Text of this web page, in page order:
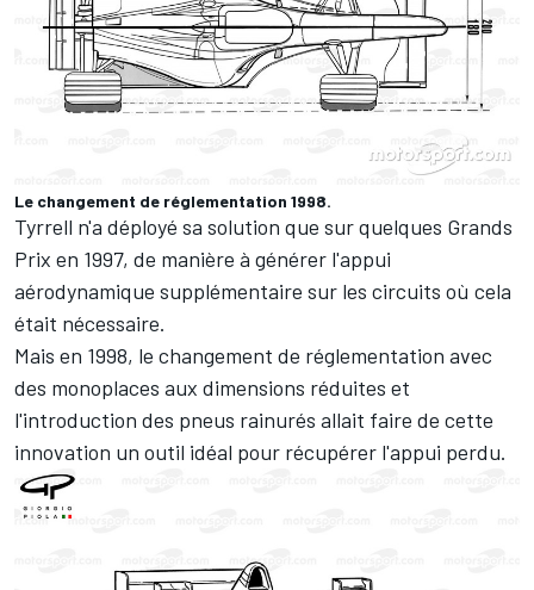
Le changement de réglementation 1998.
Tyrrell n'a déployé sa solution que sur quelques Grands
Prix en 1997, de manière à générer l'appui
aérodynamique supplémentaire sur les circuits où cela
était nécessaire.
Mais en 1998, le changement de réglementation avec
des monoplaces aux dimensions réduites et
l'introduction des pneus rainurés allait faire de cette
innovation un outil idéal pour récupérer l'appui perdu.